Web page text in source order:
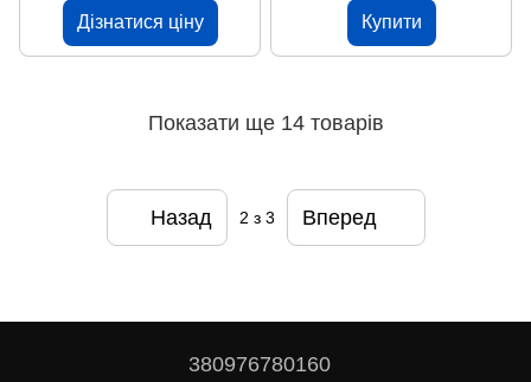
Дізнатися ціну Купити
Показати ще 14 товарів
Назад 2 з 3 Вперед
380976780160